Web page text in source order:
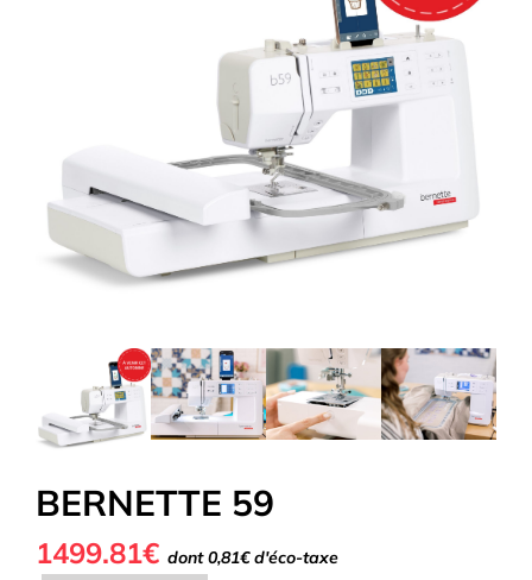
Autour de la couture
Exclusivité WEB
BERNETTE 59
1499.81€ dont 0,81€ d'éco-taxe